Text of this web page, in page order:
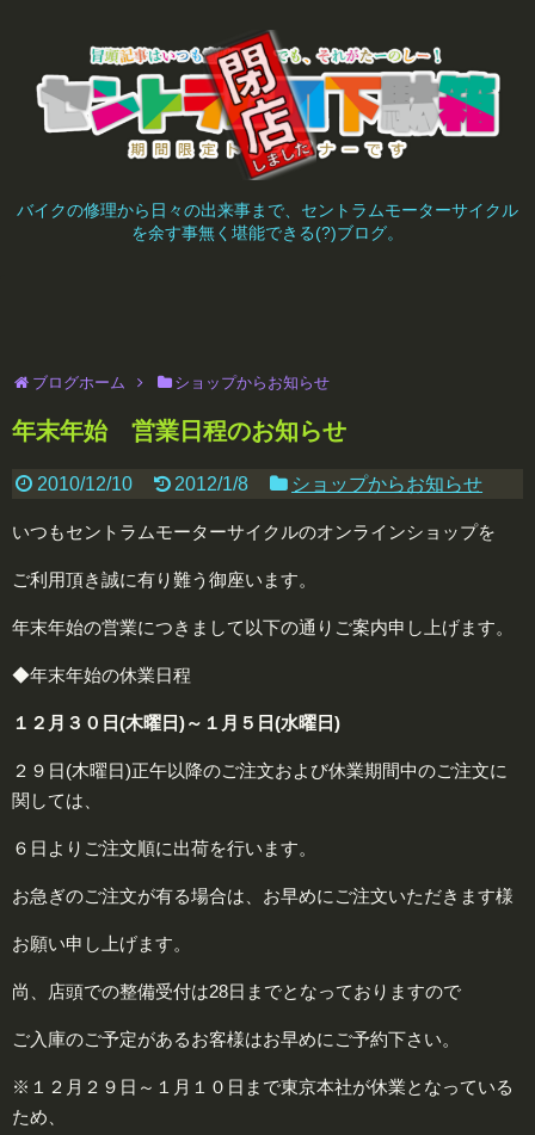
バイクの修理から日々の出来事まで、セントラムモーターサイクル
を余す事無く堪能できる(?)ブログ。
ブログホーム ショップからお知らせ
年末年始 営業日程のお知らせ
2010/12/10 2012/1/8 ショップからお知らせ
いつもセントラムモーターサイクルのオンラインショップを
ご利用頂き誠に有り難う御座います。
年末年始の営業につきまして以下の通りご案内申し上げます。
◆年末年始の休業日程
１２月３０日(木曜日)～１月５日(水曜日)
２９日(木曜日)正午以降のご注文および休業期間中のご注文に
関しては、
６日よりご注文順に出荷を行います。
お急ぎのご注文が有る場合は、お早めにご注文いただきます様
お願い申し上げます。
尚、店頭での整備受付は28日までとなっておりますので
ご入庫のご予定があるお客様はお早めにご予約下さい。
※１２月２９日～１月１０日まで東京本社が休業となっている
ため、